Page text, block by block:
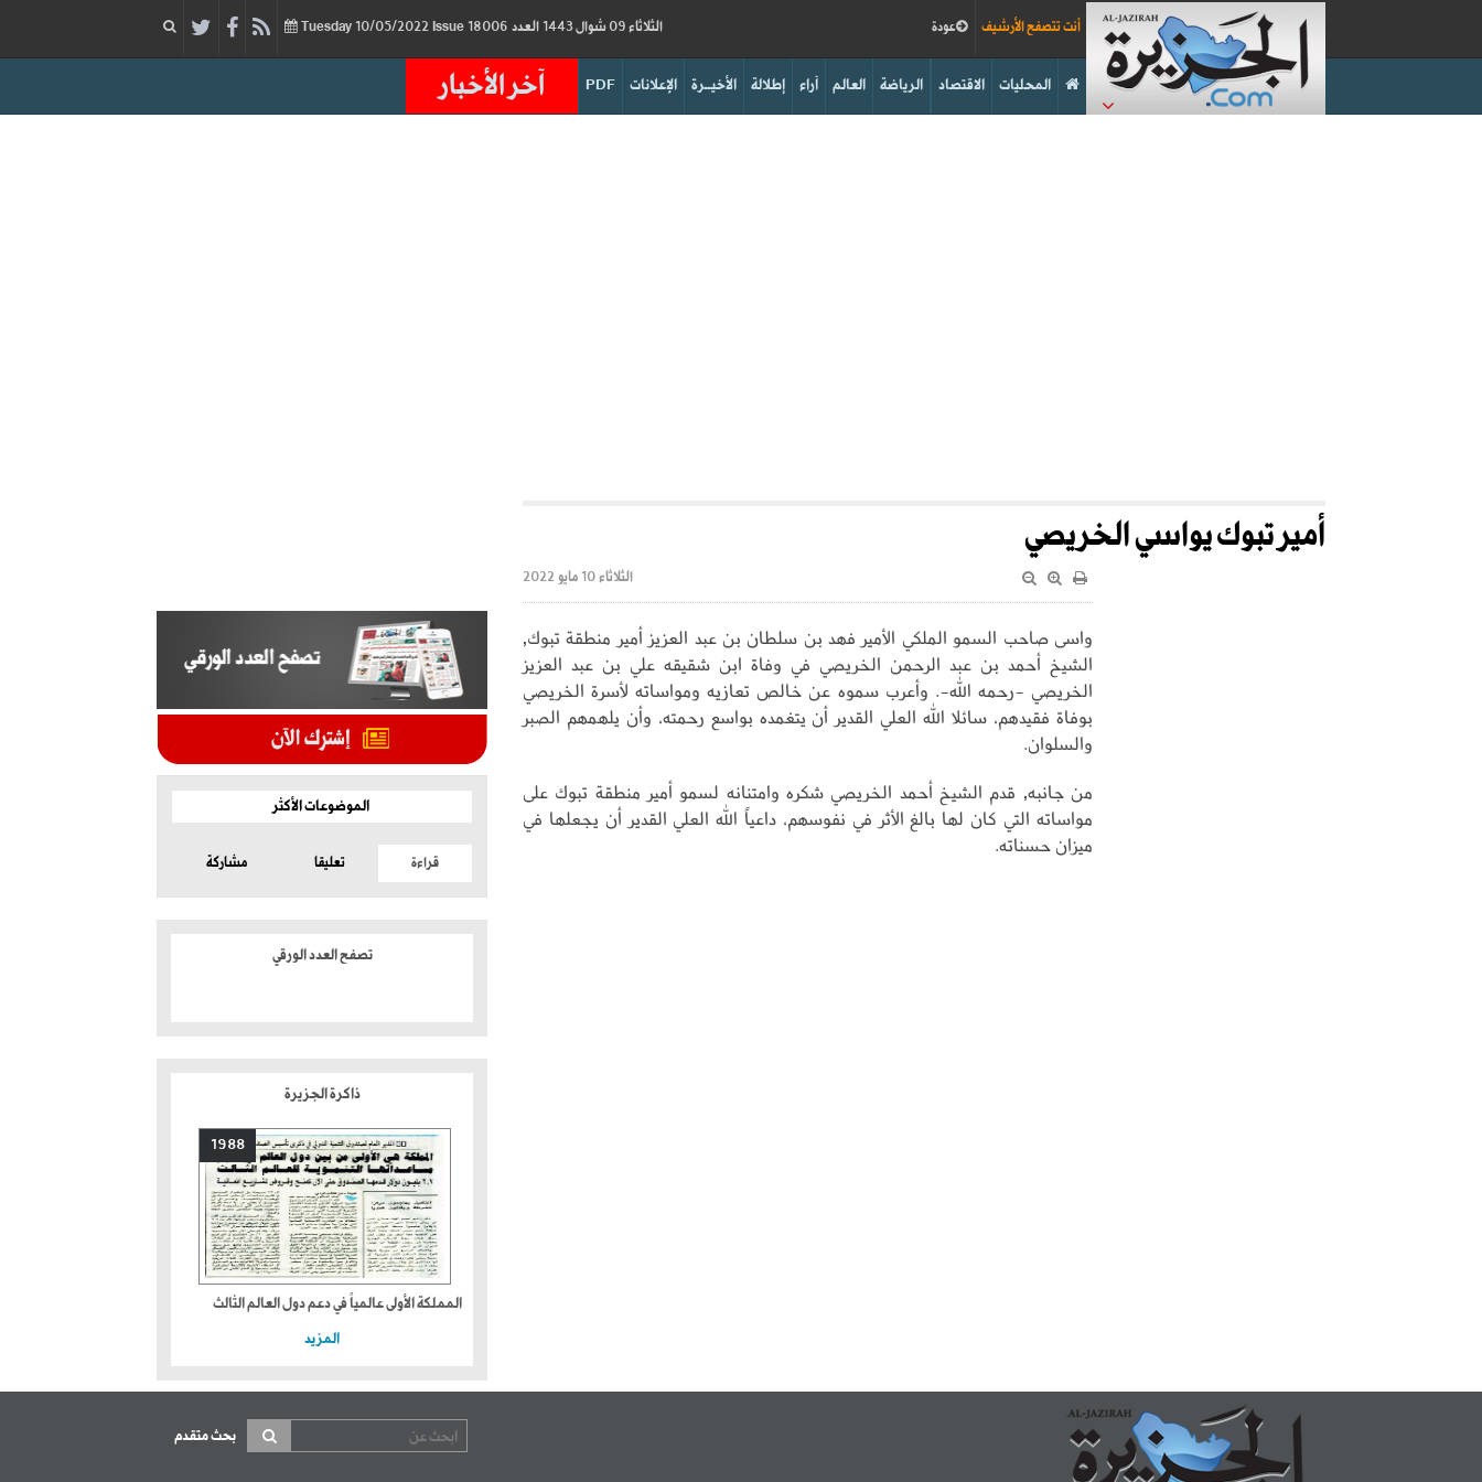
الثلاثاء 09 شوال 1443 العدد 18006 10/05/2022 Issue عودة أنت تتصفح الأرشيف
آخر الأخبار PDF الإعلانات الأخيــرة إطلالة آراء العالم الرياضة الاقتصاد المحليات
أمير تبوك يواسي الخريصي
الثلاثاء 10 مايو 2022
واسى صاحب السمو الملكي الأمير فهد بن سلطان بن عبد العزيز أمير منطقة تبوك,
الشيخ أحمد بن عبد الرحمن الخريصي في وفاة ابن شقيقه علي بن عبد العزيز
الخريصي -رحمه الله-. وأعرب سموه عن خالص تعازيه ومواساته لأسرة الخريصي
بوفاة فقيدهم، سائلا الله العلي القدير أن يتغمده بواسع رحمته، وأن يلهمهم الصبر
والسلوان.
من جانبه, قدم الشيخ أحمد الخريصي شكره وامتنانه لسمو أمير منطقة تبوك على
مواساته التي كان لها بالغ الأثر في نفوسهم، داعياً الله العلي القدير أن يجعلها في
ميزان حسناته.
الموضوعات الأكثر
قراءة تعليقا مشاركة
تصفح العدد الورقي
ذاكرة الجزيرة
1988
المملكة الأولى عالمياً في دعم دول العالم الثالث
المزيد
بحث متقدم